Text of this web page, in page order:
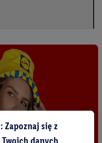
Zapoznaj się z
danych